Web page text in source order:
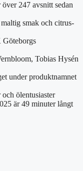
247 avsnitt sedan
smak och citrus-
Göteborgs
Tobias Hysén
under produktnamnet
ölentusiaster
är 49 minuter långt